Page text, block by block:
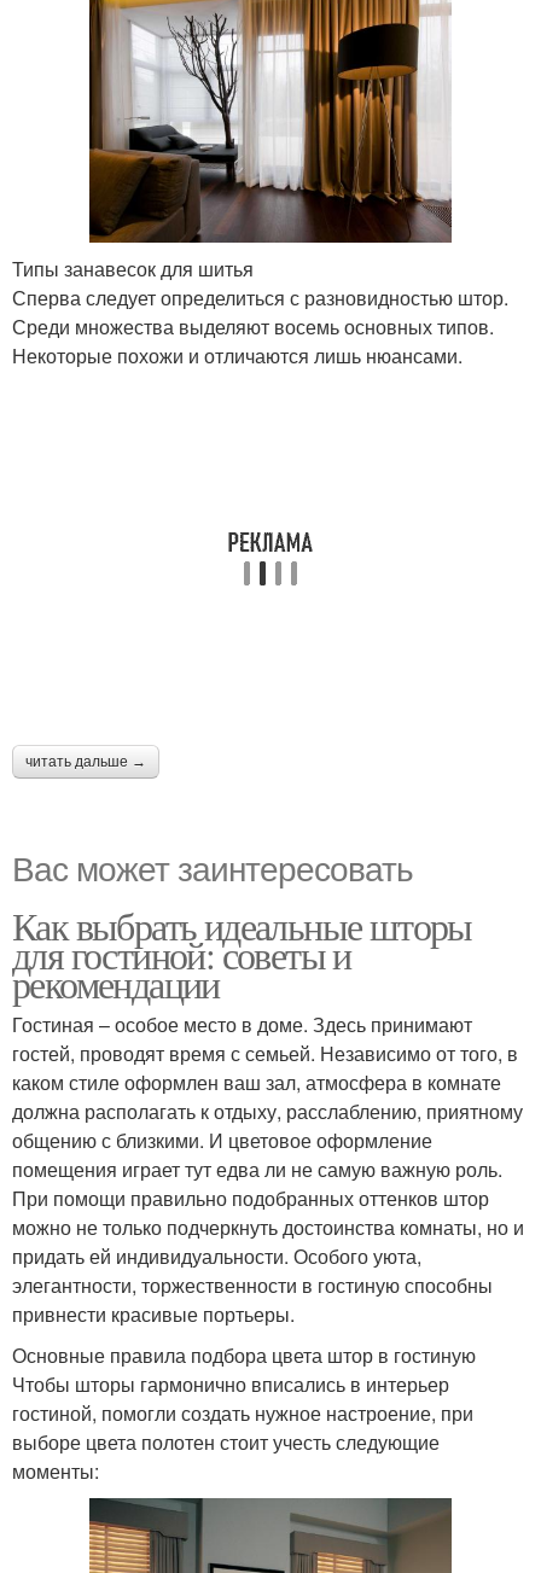
Типы занавесок для шитья
Сперва следует определиться с разновидностью штор.
Среди множества выделяют восемь основных типов.
Некоторые похожи и отличаются лишь нюансами.
читать дальше →
Вас может заинтересовать
Как выбрать идеальные шторы
для гостиной: советы и
рекомендации
Гостиная – особое место в доме. Здесь принимают
гостей, проводят время с семьей. Независимо от того, в
каком стиле оформлен ваш зал, атмосфера в комнате
должна располагать к отдыху, расслаблению, приятному
общению с близкими. И цветовое оформление
помещения играет тут едва ли не самую важную роль.
При помощи правильно подобранных оттенков штор
можно не только подчеркнуть достоинства комнаты, но и
придать ей индивидуальности. Особого уюта,
элегантности, торжественности в гостиную способны
привнести красивые портьеры.
Основные правила подбора цвета штор в гостиную
Чтобы шторы гармонично вписались в интерьер
гостиной, помогли создать нужное настроение, при
выборе цвета полотен стоит учесть следующие
моменты: